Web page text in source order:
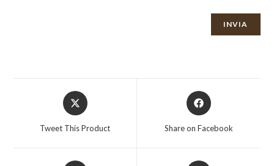
Opens
in
Tweet This Product
Opens
in
Share on Facebook